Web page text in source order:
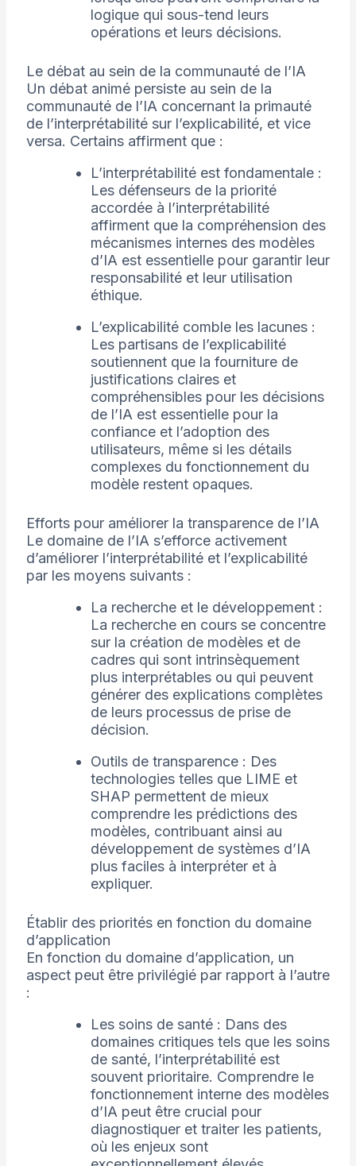
logique qui sous-tend leurs
opérations et leurs décisions.
Le débat au sein de la communauté de l’IA
Un débat animé persiste au sein de la
communauté de l’IA concernant la primauté
de l’interprétabilité sur l’explicabilité, et vice
versa. Certains affirment que :
L’interprétabilité est fondamentale :
Les défenseurs de la priorité
accordée à l’interprétabilité
affirment que la compréhension des
mécanismes internes des modèles
d’IA est essentielle pour garantir leur
responsabilité et leur utilisation
éthique.
L’explicabilité comble les lacunes :
Les partisans de l’explicabilité
soutiennent que la fourniture de
justifications claires et
compréhensibles pour les décisions
de l’IA est essentielle pour la
confiance et l’adoption des
utilisateurs, même si les détails
complexes du fonctionnement du
modèle restent opaques.
Efforts pour améliorer la transparence de l’IA
Le domaine de l’IA s’efforce activement
d’améliorer l’interprétabilité et l’explicabilité
par les moyens suivants :
La recherche et le développement :
La recherche en cours se concentre
sur la création de modèles et de
cadres qui sont intrinsèquement
plus interprétables ou qui peuvent
générer des explications complètes
de leurs processus de prise de
décision.
Outils de transparence : Des
technologies telles que LIME et
SHAP permettent de mieux
comprendre les prédictions des
modèles, contribuant ainsi au
développement de systèmes d’IA
plus faciles à interpréter et à
expliquer.
Établir des priorités en fonction du domaine
d’application
En fonction du domaine d’application, un
aspect peut être privilégié par rapport à l’autre
:
Les soins de santé : Dans des
domaines critiques tels que les soins
de santé, l’interprétabilité est
souvent prioritaire. Comprendre le
fonctionnement interne des modèles
d’IA peut être crucial pour
diagnostiquer et traiter les patients,
où les enjeux sont